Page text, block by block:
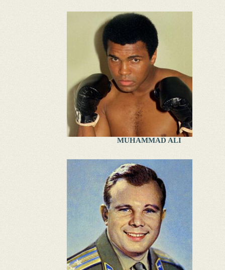
MUHAMMAD ALI